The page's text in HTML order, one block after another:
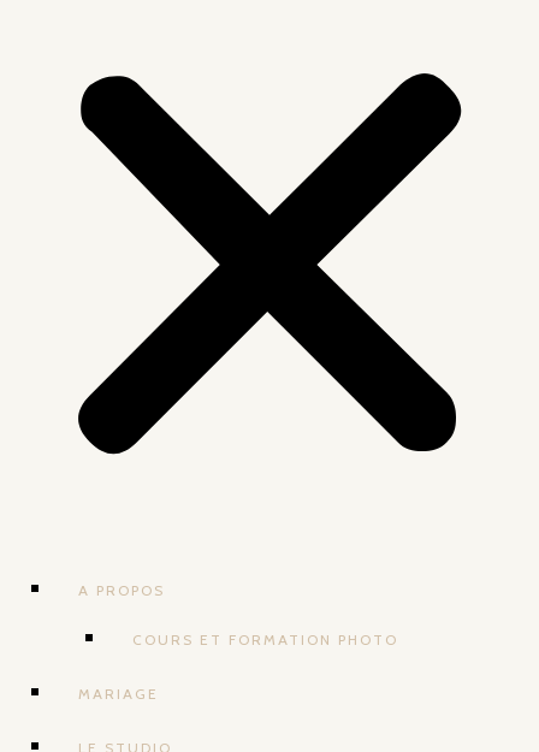
A PROPOS
COURS ET FORMATION PHOTO
MARIAGE
LE STUDIO